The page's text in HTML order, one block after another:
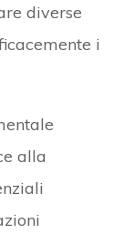
diverse
i
alla